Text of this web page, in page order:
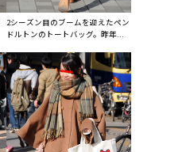
2シーズン目のブームを迎えたペン
ドルトンのトートバッグ。昨年...